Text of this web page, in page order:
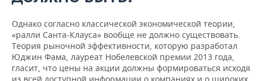
Однако согласно классической экономической теории,
«ралли Санта-Клауса» вообще не должно существовать.
Теория рыночной эффективности, которую разработал
Юджин Фама, лауреат Нобелевской премии 2013 года,
гласит, что цены на акции должны формироваться исходя